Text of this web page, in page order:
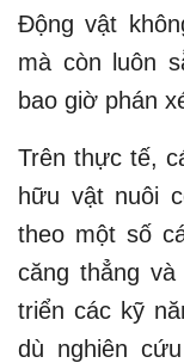
Động vật
mà còn luôn
bao giờ phán
Trên thực tế,
hữu vật nuôi
theo một số
căng thẳng
triển các kỹ
dù nghiên